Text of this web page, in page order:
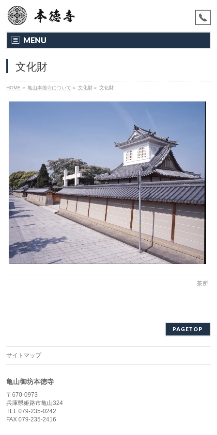
MENU
文化財
HOME » 亀山本徳寺について » 文化財 » 文化財
茶所
PAGETOP
サイトマップ
亀山御坊本徳寺
〒670-0973
兵庫県姫路市亀山324
TEL 079-235-0242
FAX 079-235-2416